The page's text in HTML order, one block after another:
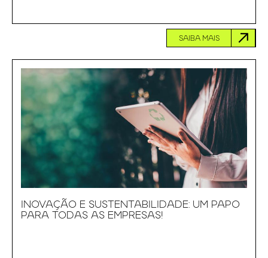
SAIBA MAIS
INOVAÇÃO E SUSTENTABILIDADE: UM PAPO
PARA TODAS AS EMPRESAS!